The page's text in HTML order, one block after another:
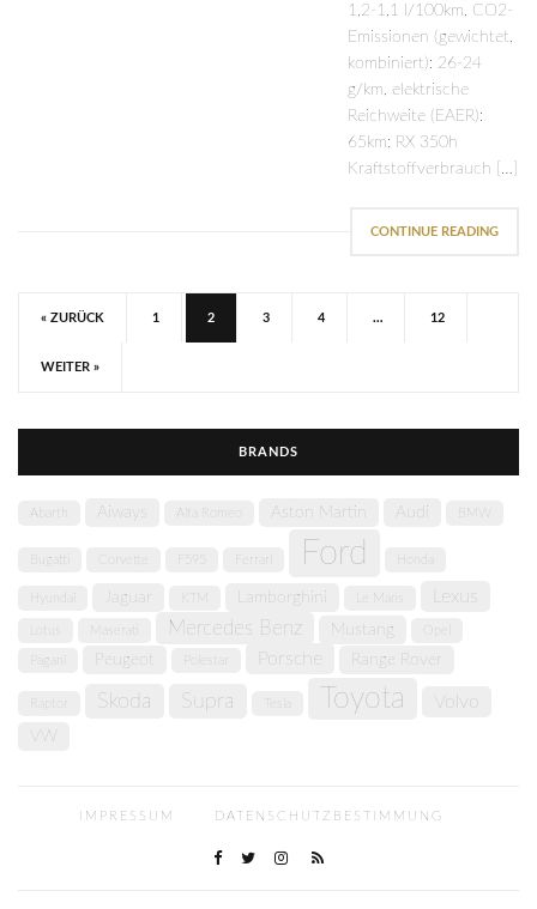
1,2-1,1 l/100km, CO2-
Emissionen (gewichtet,
kombiniert): 26-24
g/km, elektrische
Reichweite (EAER):
65km; RX 350h
Kraftstoffverbrauch […]
CONTINUE READING
« ZURÜCK 1 2 3 4 … 12
WEITER »
BRANDS
Abarth Aiways Alfa Romeo Aston Martin Audi BMW
Bugatti Ford
Jaguar Lamborghini Lexus
Mercedes Benz Mustang
Pagani Peugeot Porsche Range Rover
Skoda Supra Toyota
IMPRESSUM DATENSCHUTZBESTIMMUNG